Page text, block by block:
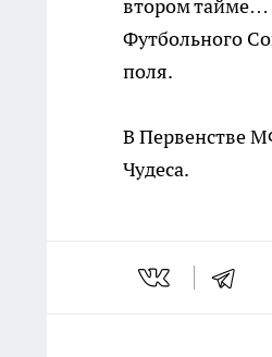
втором тайме…
Футбольного
поля.
В Первенстве
Чудеса.